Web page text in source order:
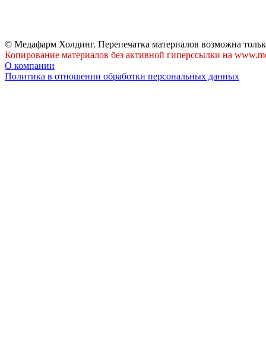
© Медафарм Холдинг. Перепечатка материалов возможна
Копирование материалов без активной гиперссылки на
О компании
Политика в отношении обработки персональных данных